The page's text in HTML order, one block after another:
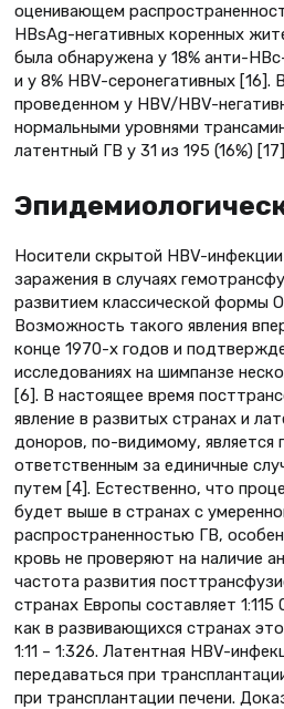
оценивающем
HBsAg-негативных коренных
была обнаружена у 18% анти-
и у 8% НВV-серонегативных [16].
проведенном у НВV/НВV-
нормальными уровнями
латентный ГВ у 31 из 195 (16%)
Носители скрытой HBV-
заражения в случаях
развитием классической формы
Возможность такого явления
конце 1970-х годов и
исследованиях на шимпанзе
[6]. В настоящее время
явление в развитых странах и
доноров, по-видимому, является
ответственным за единичные
путем [4]. Естественно, что
будет выше в странах с
распространенностью ГВ,
кровь не проверяют на наличие
частота развития
странах Европы составляет
как в развивающихся странах
1:11 – 1:326. Латентная HBV-
передаваться при
при трансплантации печени.